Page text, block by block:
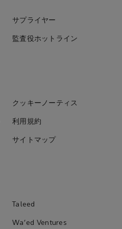
サプライヤー
監査役ホットライン
クッキーノーティス
利用規約
サイトマップ
Taleed
Wa'ed Ventures